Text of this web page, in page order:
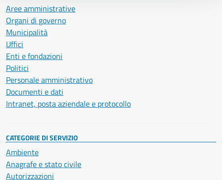
Aree amministrative
Organi di governo
Municipalità
Uffici
Enti e fondazioni
Politici
Personale amministrativo
Documenti e dati
Intranet, posta aziendale e protocollo
CATEGORIE DI SERVIZIO
Ambiente
Anagrafe e stato civile
Autorizzazioni